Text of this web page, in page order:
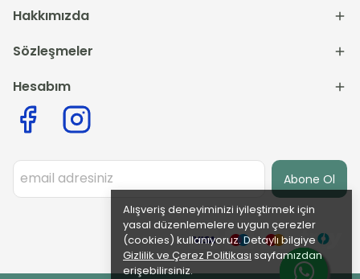
Alışveriş deneyiminizi iyileştirmek için
yasal düzenlemelere uygun çerezler
(cookies) kullanıyoruz. Detaylı bilgiye
Gizlilik ve Çerez Politikası sayfamızdan
erişebilirsiniz.
Hakkımızda
Sözleşmeler
Hesabım
Abone Ol